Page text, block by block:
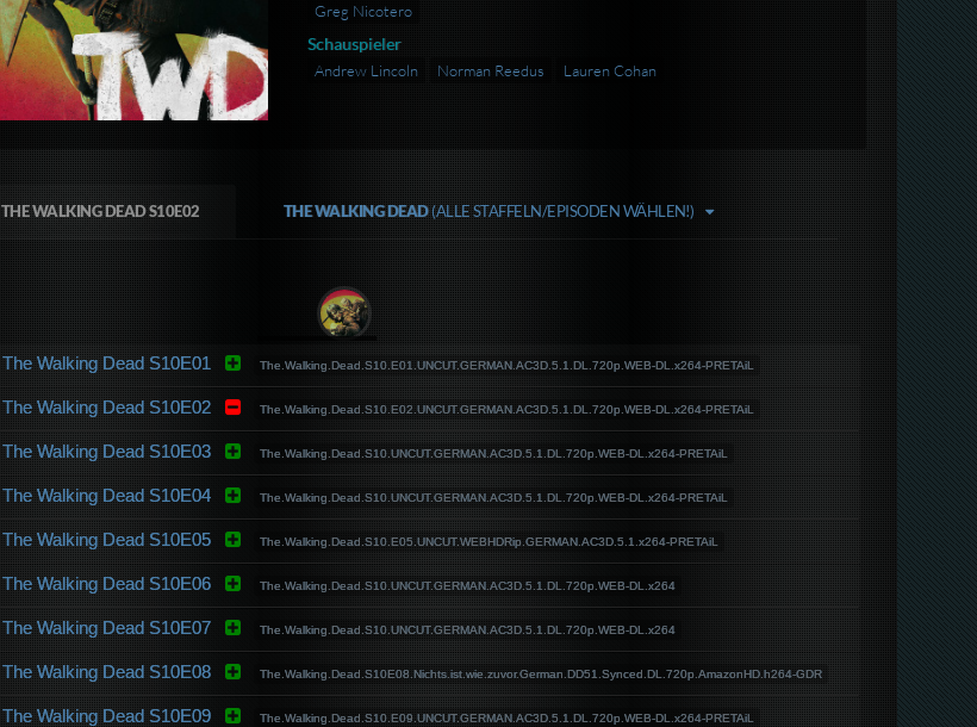
Greg Nicotero
Schauspieler
Andrew Lincoln Norman Reedus Lauren Cohan
THE WALKING DEAD S10E02 THE WALKING DEAD(ALLE STAFFELN/EPISODEN WÄHLEN!)
The Walking Dead S10E01 The.Walking.Dead.S10.E01.UNCUT.GERMAN.AC3D.5.1.DL.720p.WEB-DL.x264-PRETAiL
The Walking Dead S10E02 The.Walking.Dead.S10.E02.UNCUT.GERMAN.AC3D.5.1.DL.720p.WEB-DL.x264-PRETAiL
The Walking Dead S10E03 The.Walking.Dead.S10.UNCUT.GERMAN.AC3D.5.1.DL.720p.WEB-DL.x264-PRETAiL
The Walking Dead S10E04 The.Walking.Dead.S10.UNCUT.GERMAN.AC3D.5.1.DL.720p.WEB-DL.x264-PRETAiL
The Walking Dead S10E05 The.Walking.Dead.S10.E05.UNCUT.WEBHDRip.GERMAN.AC3D.5.1.x264-PRETAiL
The Walking Dead S10E06 The.Walking.Dead.S10.UNCUT.GERMAN.AC3D.5.1.DL.720p.WEB-DL.x264
The Walking Dead S10E07 The.Walking.Dead.S10.UNCUT.GERMAN.AC3D.5.1.DL.720p.WEB-DL.x264
The Walking Dead S10E08 The.Walking.Dead.S10E08.Nichts.ist.wie.zuvor.German.DD51.Synced.DL.720p.AmazonHD.h264-GDR
The Walking Dead S10E09 The.Walking.Dead.S10.E09.UNCUT.GERMAN.AC3D.5.1.DL.720p.WEB-DL.x264-PRETAiL